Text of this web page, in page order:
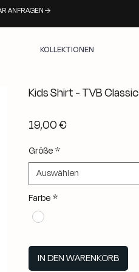
ANFRAGEN →
KOLLEKTIONEN
Kids Shirt - TVB Classic
19,00 €Preis
Größe*
Auswählen
Farbe*
IN DEN WARENKORB